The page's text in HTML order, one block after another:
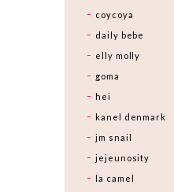
coycoya
daily bebe
elly molly
goma
hei
kanel denmark
jm snail
jejeunosity
la camel